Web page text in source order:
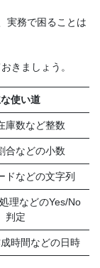
実務で困ることは
きましょう。
使い道
庫数など整数
合などの小数
ドなどの文字列
理などのYes/No
判定
時間などの日時